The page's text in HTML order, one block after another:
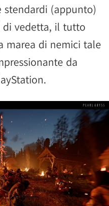
(appunto)
vedetta, il tutto
marea di nemici tale
da